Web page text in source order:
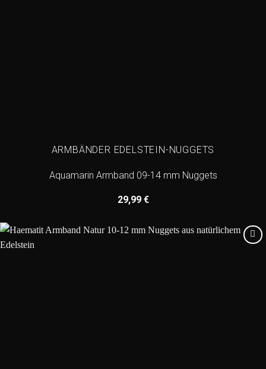
ARMBÄNDER EDELSTEIN-NUGGETS
Aquamarin Armband 09-14 mm Nuggets
29,99 €